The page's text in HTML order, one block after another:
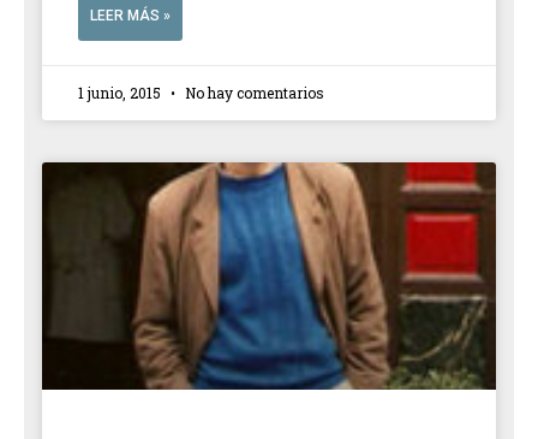
LEER MÁS »
1 junio, 2015 No hay comentarios